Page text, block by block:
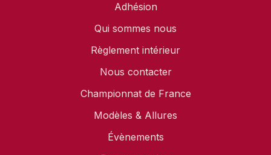
Adhésion
Qui sommes nous
Règlement intérieur
Nous contacter
Championnat de France
Modèles & Allures
Évènements